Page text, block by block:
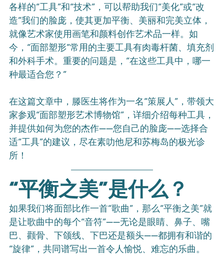
各样的“工具”和“技术”，可以帮助我们“美化”或“改
造”我们的脸庞，使其更加平衡、美丽和完美立体，
就像艺术家使用画笔和颜料创作艺术品一样。如
今，“面部塑形”常用的主要工具有肉毒杆菌、填充剂
和外科手术。重要的问题是，“在这些工具中，哪一
种最适合您？”
在这篇文章中，滕医生将作为一名“策展人”，带领大
家参观“面部塑形艺术博物馆”，详细介绍每种工具，
并提供如何为您的杰作——您自己的脸庞——选择合
适“工具”的建议，尽在素叻他尼和苏梅岛的极光诊
所！
“平衡之美”是什么？
如果我们将面部比作一首“歌曲”，那么“平衡之美”就
是让歌曲中的每个“音符”——无论是眼睛、鼻子、嘴
巴、颧骨、下颌线、下巴还是额头——都拥有和谐的
“旋律”，共同谱写出一首令人愉悦、难忘的乐曲。